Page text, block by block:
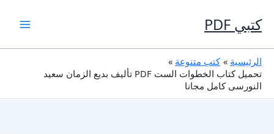
إلى
المحتوى
كتبي PDF
الرئيسية
كتب متنوعة
تحميل كتاب الخطوات الست PDF تأليف بديع الزمان سعيد
النورسى كامل مجانا